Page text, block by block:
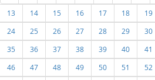
13
14 15 16 17 18 19
24
25 26 27 28 29 30
35
36 37 38 39 40 41
46
47 48 49 50 51 52